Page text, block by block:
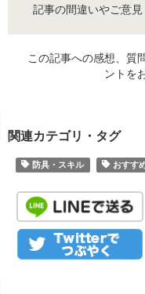
記事の間違いやご意
この記事への感想、質
ントを
関連カテゴリ・タグ
防具・スキル おすす